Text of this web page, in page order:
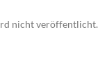
nicht veröffentlicht.